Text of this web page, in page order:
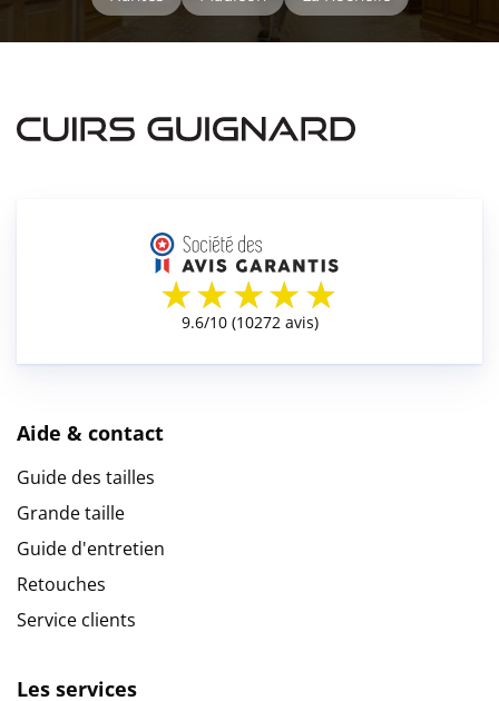
Aide & contact
Guide des tailles
Grande taille
Guide d'entretien
Retouches
Service clients
Les services